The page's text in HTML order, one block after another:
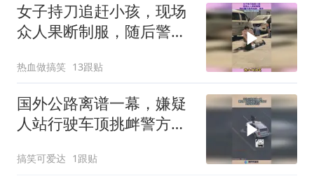
女子持刀追赶小孩，现场
众人果断制服，随后警方
热血做搞笑 13跟贴
国外公路离谱一幕，嫌疑
人站行驶车顶挑衅警方，
搞笑可爱达 1跟贴